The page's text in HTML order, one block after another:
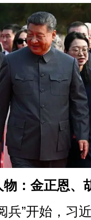
：金正恩、
兵”开始，习